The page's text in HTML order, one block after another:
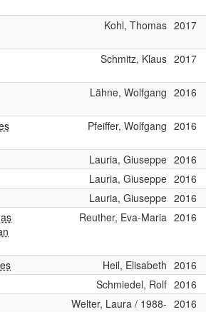
Kohl, Thomas 2017
Schmitz, Klaus 2017
Lähne, Wolfgang 2016
Pfeiffer, Wolfgang 2016
Lauria, Giuseppe 2016
Lauria, Giuseppe 2016
Lauria, Giuseppe 2016
Reuther, Eva-Maria 2016
Heil, Elisabeth 2016
Schmiedel, Rolf 2016
Welter, Laura / 1988- 2016